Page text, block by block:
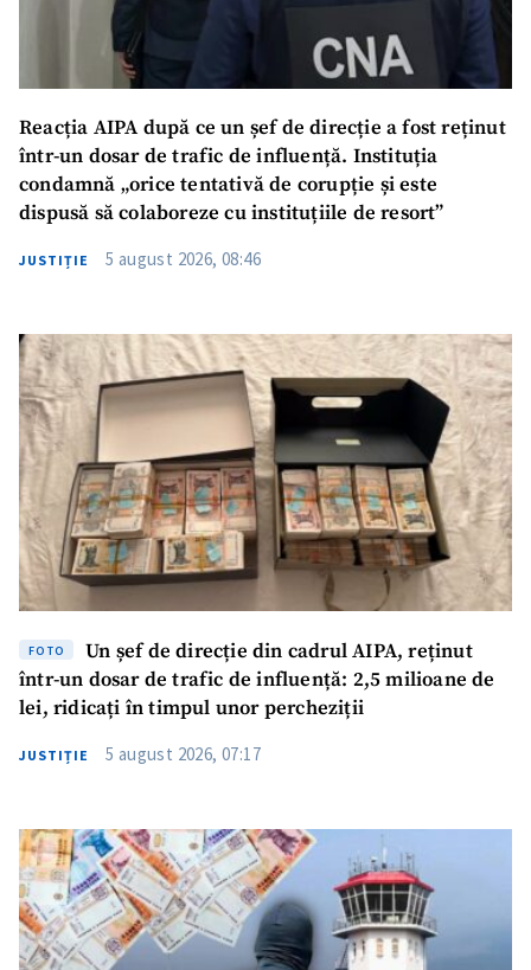
Reacția AIPA după ce un șef de direcție a fost reținut
într-un dosar de trafic de influență. Instituția
condamnă „orice tentativă de corupție și este
dispusă să colaboreze cu instituțiile de resort”
JUSTIȚIE 5 august 2026, 08:46
FOTO
Un șef de direcție din cadrul AIPA, reținut
într-un dosar de trafic de influență: 2,5 milioane de
lei, ridicați în timpul unor percheziții
JUSTIȚIE 5 august 2026, 07:17